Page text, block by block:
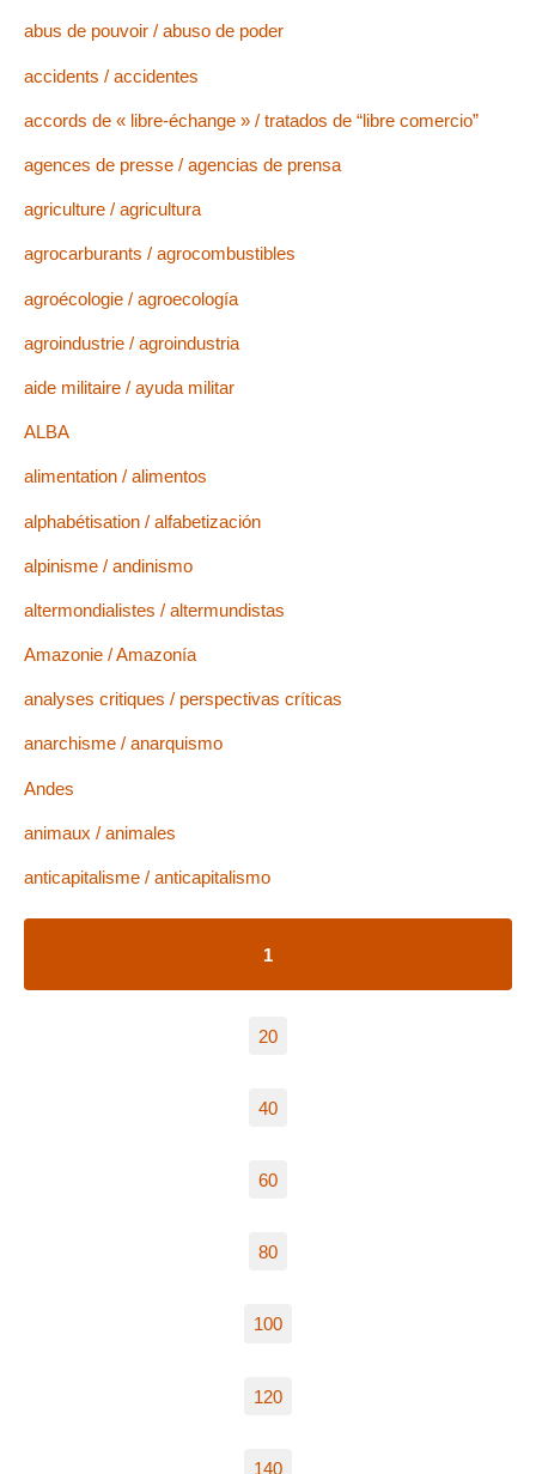
abus de pouvoir / abuso de poder
accidents / accidentes
accords de « libre-échange » / tratados de “libre comercio”
agences de presse / agencias de prensa
agriculture / agricultura
agrocarburants / agrocombustibles
agroécologie / agroecología
agroindustrie / agroindustria
aide militaire / ayuda militar
ALBA
alimentation / alimentos
alphabétisation / alfabetización
alpinisme / andinismo
altermondialistes / altermundistas
Amazonie / Amazonía
analyses critiques / perspectivas críticas
anarchisme / anarquismo
Andes
animaux / animales
anticapitalisme / anticapitalismo
1
20
40
60
80
100
120
140